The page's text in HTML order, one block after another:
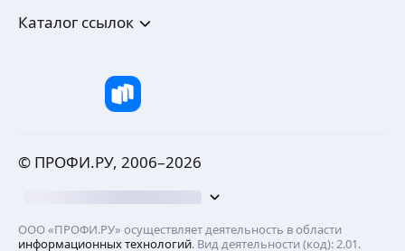
Каталог ссылок
© ПРОФИ.РУ, 2006–2026
ООО «ПРОФИ.РУ» осуществляет деятельность в области
информационных технологий. Вид деятельности (код): 2.01.